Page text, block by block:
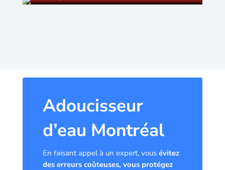
Adoucisseur
d’eau Montréal
En faisant appel à un expert, vous évitez
des erreurs coûteuses, vous protégez